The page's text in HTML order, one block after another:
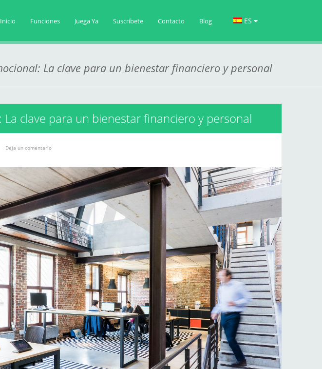
Inicio Funciones Juega Ya Suscríbete Contacto Blog ES
La clave para un bienestar financiero y personal
La clave para un bienestar financiero y personal
Deja un comentario